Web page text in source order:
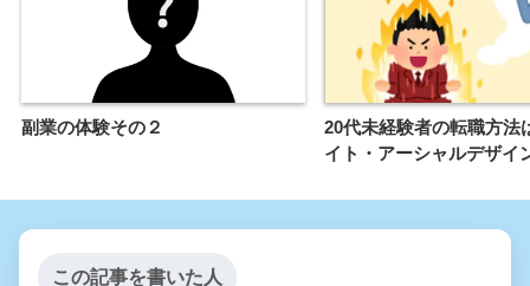
副業の体験その２
20代未経験者の転職方法
イト・アーシャルデザイ
この記事を書いた人